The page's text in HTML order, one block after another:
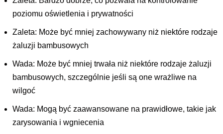
poziomu oświetlenia i prywatności
Zaleta: Może być mniej zachowywany niż niektóre rodzaje
żaluzji bambusowych
Wada: Może być mniej trwała niż niektóre rodzaje żaluzji
bambusowych, szczególnie jeśli są one wrażliwe na
wilgoć
Wada: Mogą być zaawansowane na prawidłowe, takie jak
zarysowania i wgniecenia